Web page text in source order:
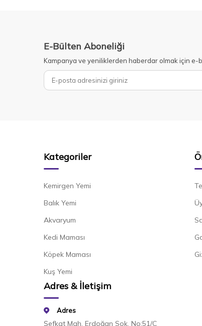
E-Bülten Aboneliği
Kampanya ve yeniliklerden haberdar olmak için e-
Kategoriler
Kemirgen Yemi
Balık Yemi
Akvaryum
Kedi Maması
Köpek Maması
Kuş Yemi
Adres & İletişim
Adres
Şefkat Mah. Erdoğan Sok. No:51/C